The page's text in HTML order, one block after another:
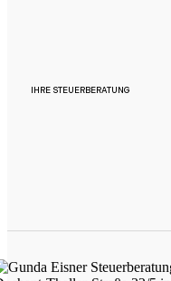
IHRE STEUERBERATUNG